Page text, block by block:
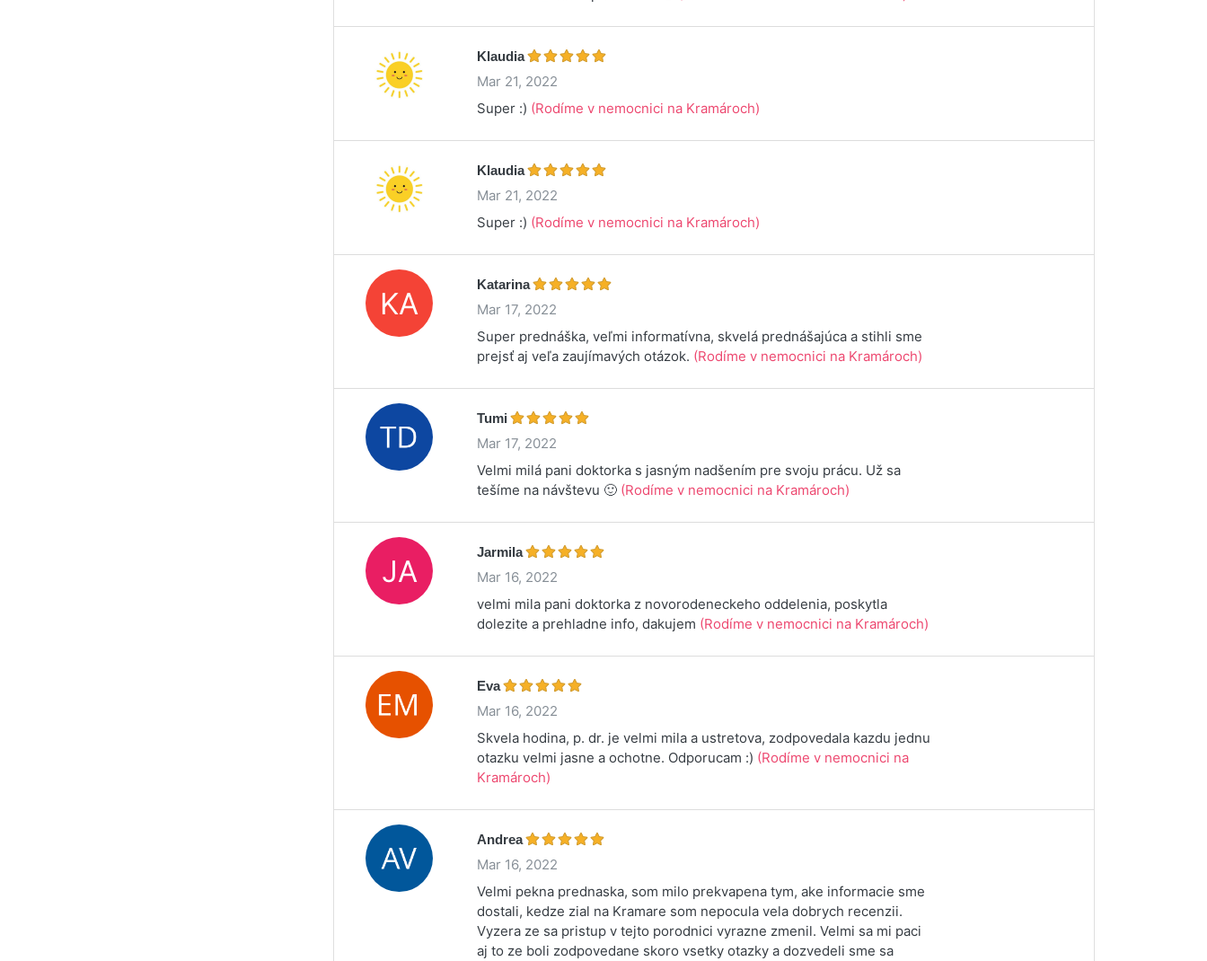
Klaudia
Mar 21, 2022
Super :) (Rodíme v nemocnici na Kramároch)
Klaudia
Mar 21, 2022
Super :) (Rodíme v nemocnici na Kramároch)
Katarina
Mar 17, 2022
Super prednáška, veľmi informatívna, skvelá prednášajúca a stihli sme
prejsť aj veľa zaujímavých otázok. (Rodíme v nemocnici na Kramároch)
Tumi
Mar 17, 2022
Velmi milá pani doktorka s jasným nadšením pre svoju prácu. Už sa
tešíme na návštevu 🙂 (Rodíme v nemocnici na Kramároch)
Jarmila
Mar 16, 2022
velmi mila pani doktorka z novorodeneckeho oddelenia, poskytla
dolezite a prehladne info, dakujem (Rodíme v nemocnici na Kramároch)
Eva
Mar 16, 2022
Skvela hodina, p. dr. je velmi mila a ustretova, zodpovedala kazdu jednu
otazku velmi jasne a ochotne. Odporucam :) (Rodíme v nemocnici na
Kramároch)
Andrea
Mar 16, 2022
Velmi pekna prednaska, som milo prekvapena tym, ake informacie sme
dostali, kedze zial na Kramare som nepocula vela dobrych recenzii.
Vyzera ze sa pristup v tejto porodnici vyrazne zmenil. Velmi sa mi paci
aj to ze boli zodpovedane skoro vsetky otazky a dozvedeli sme sa